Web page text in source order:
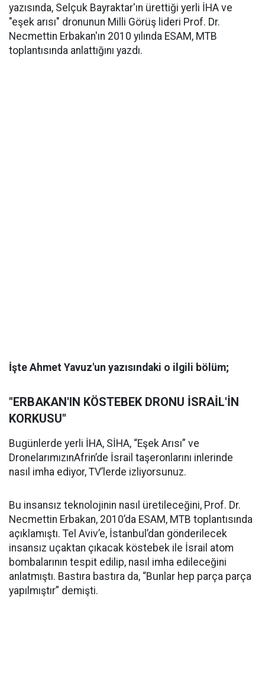
yazısında, Selçuk Bayraktar'ın ürettiği yerli İHA ve
"eşek arısı" dronunun Milli Görüş lideri Prof. Dr.
Necmettin Erbakan'ın 2010 yılında ESAM, MTB
toplantısında anlattığını yazdı.
İşte Ahmet Yavuz'un yazısındaki o ilgili bölüm;
"ERBAKAN'IN KÖSTEBEK DRONU İSRAİL'İN
KORKUSU"
Bugünlerde yerli İHA, SİHA, “Eşek Arısı” ve
DronelarımızınAfrin’de İsrail taşeronlarını inlerinde
nasıl imha ediyor, TV’lerde izliyorsunuz.
Bu insansız teknolojinin nasıl üretileceğini, Prof. Dr.
Necmettin Erbakan, 2010’da ESAM, MTB toplantısında
açıklamıştı. Tel Aviv’e, İstanbul’dan gönderilecek
insansız uçaktan çıkacak köstebek ile İsrail atom
bombalarının tespit edilip, nasıl imha edileceğini
anlatmıştı. Bastıra bastıra da, “Bunlar hep parça parça
yapılmıştır” demişti.